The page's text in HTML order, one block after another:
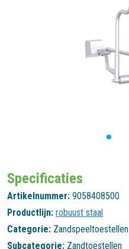
Specificaties
Artikelnummer: 9058408500
Productlijn: robuust staal
Categorie: Zandspeeltoestellen
Subcategorie: Zandtoestellen